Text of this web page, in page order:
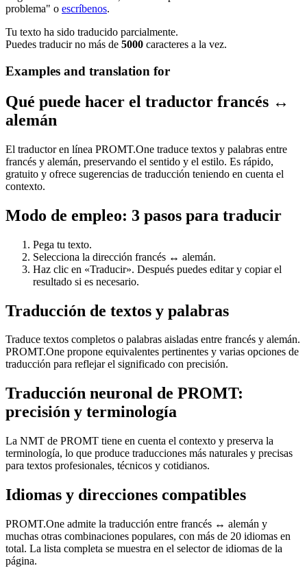
problema" o escríbenos.
Tu texto ha sido traducido parcialmente.
Puedes traducir no más de 5000 caracteres a la vez.
Examples and translation for
Qué puede hacer el traductor francés ↔
alemán
El traductor en línea PROMT.One traduce textos y palabras entre
francés y alemán, preservando el sentido y el estilo. Es rápido,
gratuito y ofrece sugerencias de traducción teniendo en cuenta el
contexto.
Modo de empleo: 3 pasos para traducir
Pega tu texto.
Selecciona la dirección francés ↔ alemán.
Haz clic en «Traducir». Después puedes editar y copiar el
resultado si es necesario.
Traducción de textos y palabras
Traduce textos completos o palabras aisladas entre francés y alemán.
PROMT.One propone equivalentes pertinentes y varias opciones de
traducción para reflejar el significado con precisión.
Traducción neuronal de PROMT:
precisión y terminología
La NMT de PROMT tiene en cuenta el contexto y preserva la
terminología, lo que produce traducciones más naturales y precisas
para textos profesionales, técnicos y cotidianos.
Idiomas y direcciones compatibles
PROMT.One admite la traducción entre francés ↔ alemán y
muchas otras combinaciones populares, con más de 20 idiomas en
total. La lista completa se muestra en el selector de idiomas de la
página.